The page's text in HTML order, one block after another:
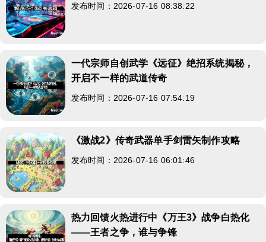
发布时间：2026-07-16 08:38:22
一代宗师自创武学《远征》绝招系统揭秘，
开启不一样的武道传奇
发布时间：2026-07-16 07:54:19
《激战2》传奇武器单手剑雷矢制作攻略
发布时间：2026-07-16 06:01:46
热力回馈火热进行中《万王3》战争白热化
——王者之争，谁与争锋